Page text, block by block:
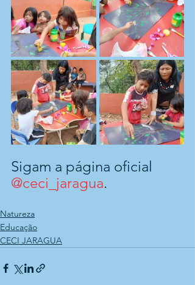
Sigam a página oficial
@ceci_jaragua.
Natureza
Educação
CECI JARAGUA